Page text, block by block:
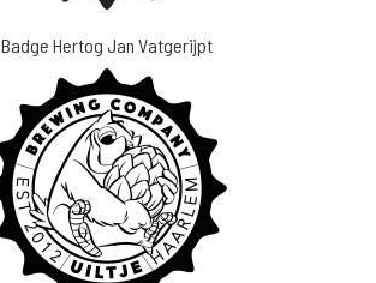
Badge Hertog Jan Vatgerijpt